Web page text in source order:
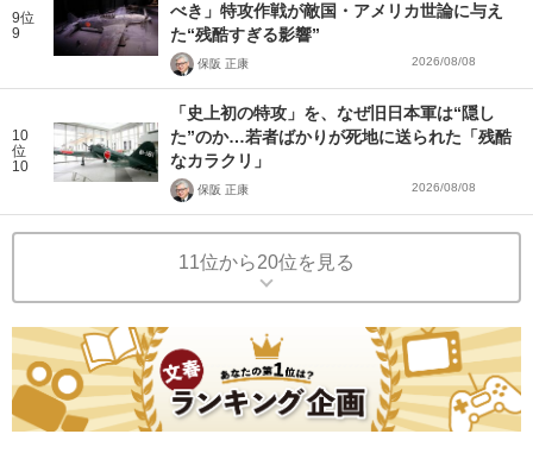
9位
9
べき」特攻作戦が敵国・アメリカ世論に与え
た“残酷すぎる影響”
保阪 正康 2026/08/08
10
位
10
「史上初の特攻」を、なぜ旧日本軍は“隠し
た”のか…若者ばかりが死地に送られた「残酷
なカラクリ」
保阪 正康 2026/08/08
11位から20位を見る